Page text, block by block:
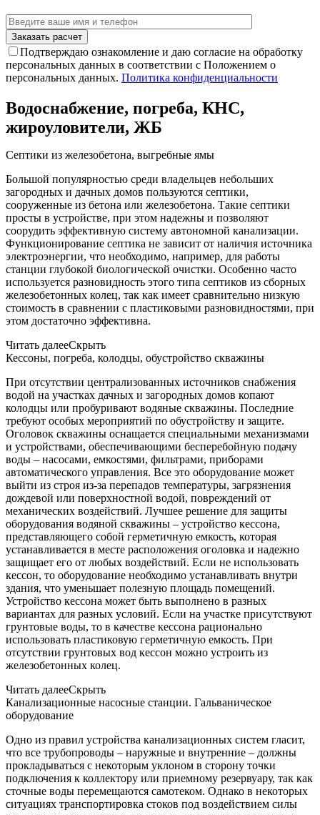
Подтверждаю ознакомление и даю согласие на обработку
персональных данных в соответствии с Положением о
персональных данных. Политика конфиденциальности
Водоснабжение, погреба, КНС,
жироуловители, ЖБ
Септики из железобетона, выгребные ямы
Большой популярностью среди владельцев небольших
загородных и дачных домов пользуются септики,
сооруженные из бетона или железобетона. Такие септики
просты в устройстве, при этом надежны и позволяют
соорудить эффективную систему автономной канализации.
Функционирование септика не зависит от наличия источника
электроэнергии, что необходимо, например, для работы
станции глубокой биологической очистки. Особенно часто
используется разновидность этого типа септиков из сборных
железобетонных колец, так как имеет сравнительно низкую
стоимость в сравнении с пластиковыми разновидностями, при
этом достаточно эффективна.
Читать далееСкрыть
Кессоны, погреба, колодцы, обустройство скважины
При отсутствии централизованных источников снабжения
водой на участках дачных и загородных домов копают
колодцы или пробуривают водяные скважины. Последние
требуют особых мероприятий по обустройству и защите.
Оголовок скважины оснащается специальными механизмами
и устройствами, обеспечивающими бесперебойную подачу
воды – насосами, емкостями, фильтрами, приборами
автоматического управления. Все это оборудование может
выйти из строя из-за перепадов температуры, загрязнения
дождевой или поверхностной водой, повреждений от
механических воздействий. Лучшее решение для защиты
оборудования водяной скважины – устройство кессона,
представляющего собой герметичную емкость, которая
устанавливается в месте расположения оголовка и надежно
защищает его от любых воздействий. Если не использовать
кессон, то оборудование необходимо устанавливать внутри
здания, что уменьшает полезную площадь помещений.
Устройство кессона может быть выполнено в разных
вариантах для разных условий. Если на участке присутствуют
грунтовые воды, то в качестве кессона рационально
использовать пластиковую герметичную емкость. При
отсутствии грунтовых вод кессон можно устроить из
железобетонных колец.
Читать далееСкрыть
Канализационные насосные станции. Гальваническое
оборудование
Одно из правил устройства канализационных систем гласит,
что все трубопроводы – наружные и внутренние – должны
прокладываться с некоторым уклоном в сторону точки
подключения к коллектору или приемному резервуару, так как
сточные воды перемещаются самотеком. Однако в некоторых
ситуациях транспортировка стоков под воздействием силы